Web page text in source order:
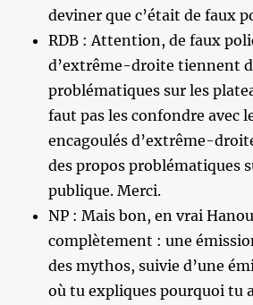
deviner que c’était de faux
RDB : Attention, de faux
d’extrême-droite tiennent
problématiques sur les
faut pas les confondre avec
encagoulés d’extrême-
des propos problématiques
publique. Merci.
NP : Mais bon, en vrai
complètement : une
des mythos, suivie d’une
où tu expliques pourquoi tu